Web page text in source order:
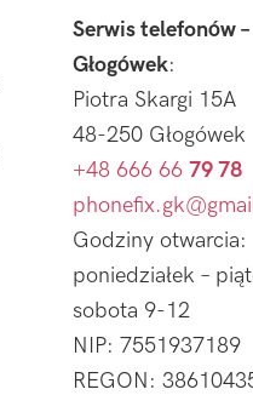
Serwis telefonów
Głogówek:
Piotra Skargi 15A
48-250 Głogówek
+48 666 66 79 78
Godziny otwarcia:
poniedziałek –
sobota 9-12
NIP: 7551937189
REGON: